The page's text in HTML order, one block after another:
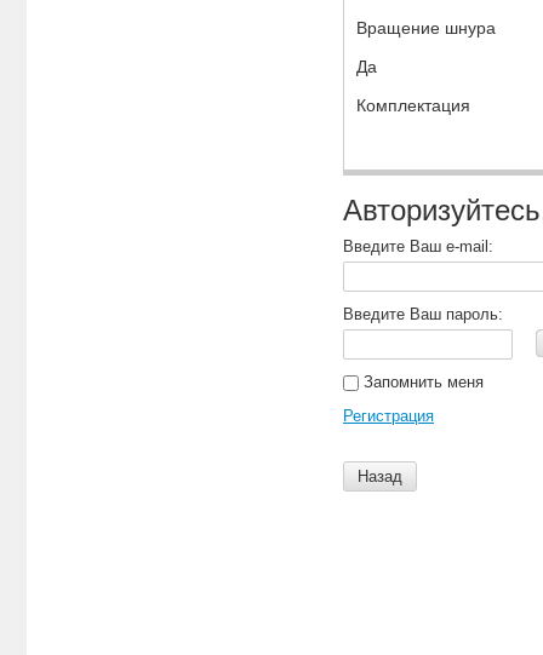
Вращение шнура
Да
Комплектация
Введите Ваш e-mail:
Введите Ваш пароль:
Запомнить меня
Регистрация
Назад